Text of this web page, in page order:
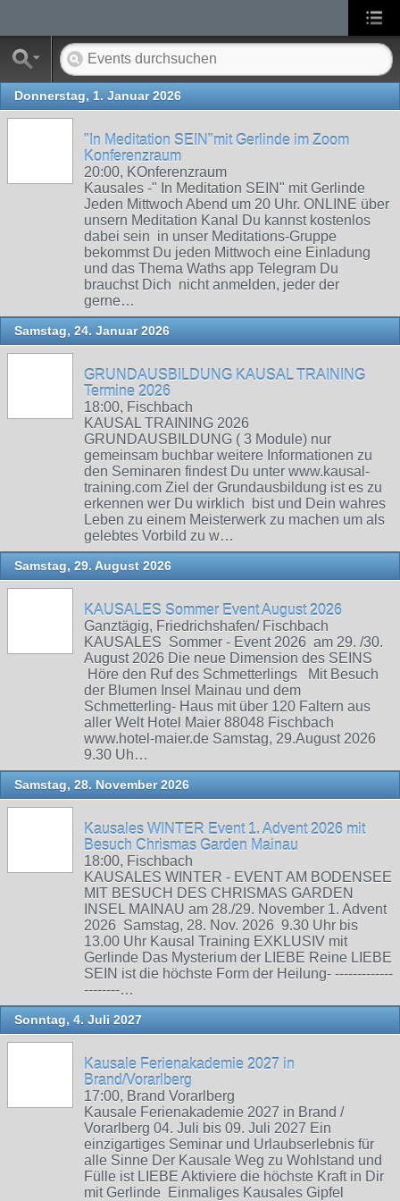
Donnerstag, 1. Januar 2026
"In Meditation SEIN"mit Gerlinde im Zoom
Konferenzraum
20:00, KOnferenzraum
Kausales -" In Meditation SEIN" mit Gerlinde
Jeden Mittwoch Abend um 20 Uhr. ONLINE über
unsern Meditation Kanal Du kannst kostenlos
dabei sein in unser Meditations-Gruppe
bekommst Du jeden Mittwoch eine Einladung
und das Thema Waths app Telegram Du
brauchst Dich nicht anmelden, jeder der
gerne…
Samstag, 24. Januar 2026
GRUNDAUSBILDUNG KAUSAL TRAINING
Termine 2026
18:00, Fischbach
KAUSAL TRAINING 2026
GRUNDAUSBILDUNG ( 3 Module) nur
gemeinsam buchbar weitere Informationen zu
den Seminaren findest Du unter www.kausal-
training.com Ziel der Grundausbildung ist es zu
erkennen wer Du wirklich bist und Dein wahres
Leben zu einem Meisterwerk zu machen um als
gelebtes Vorbild zu w…
Samstag, 29. August 2026
KAUSALES Sommer Event August 2026
Ganztägig, Friedrichshafen/ Fischbach
KAUSALES Sommer - Event 2026 am 29. /30.
August 2026 Die neue Dimension des SEINS
Höre den Ruf des Schmetterlings Mit Besuch
der Blumen Insel Mainau und dem
Schmetterling- Haus mit über 120 Faltern aus
aller Welt Hotel Maier 88048 Fischbach
www.hotel-maier.de Samstag, 29.August 2026
9.30 Uh…
Samstag, 28. November 2026
Kausales WINTER Event 1. Advent 2026 mit
Besuch Chrismas Garden Mainau
18:00, Fischbach
KAUSALES WINTER - EVENT AM BODENSEE
MIT BESUCH DES CHRISMAS GARDEN
INSEL MAINAU am 28./29. November 1. Advent
2026 Samstag, 28. Nov. 2026 9.30 Uhr bis
13.00 Uhr Kausal Training EXKLUSIV mit
Gerlinde Das Mysterium der LIEBE Reine LIEBE
SEIN ist die höchste Form der Heilung- -------------
--------…
Sonntag, 4. Juli 2027
Kausale Ferienakademie 2027 in
Brand/Vorarlberg
17:00, Brand Vorarlberg
Kausale Ferienakademie 2027 in Brand /
Vorarlberg 04. Juli bis 09. Juli 2027 Ein
einzigartiges Seminar und Urlaubserlebnis für
alle Sinne Der Kausale Weg zu Wohlstand und
Fülle ist LIEBE Aktiviere die höchste Kraft in Dir
mit Gerlinde Einmaliges Kausales Gipfel